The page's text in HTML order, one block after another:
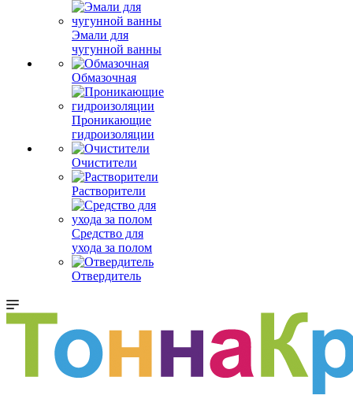
Эмали для
чугунной ванны
Обмазочная
Проникающие
гидроизоляции
Очистители
Растворители
Средство для
ухода за полом
Отвердитель